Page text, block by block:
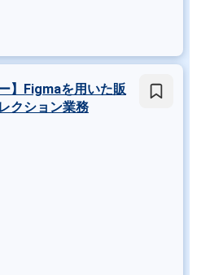
】Figmaを用いた販
クション業務